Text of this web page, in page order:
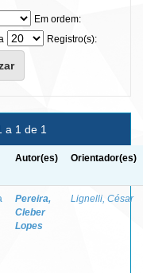
Em ordem:
Registro(s):
a 1 de 1
Autor(es) Orientador(es)
Pereira,
Cleber
Lopes
Lignelli, César